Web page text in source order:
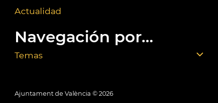
Actualidad
Navegación por...
Temas
Ajuntament de València © 2026